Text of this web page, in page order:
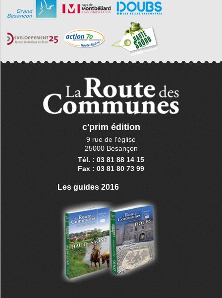
c'prim édition
9 rue de l'église
25000 Besançon
Tél. : 03 81 88 14 15
Fax : 03 81 80 73 99
Les guides 2016